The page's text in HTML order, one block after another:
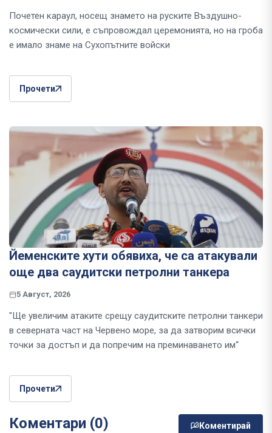
Почетен караул, носещ знамето на руските Въздушно-
космически сили, е съпровождал церемонията, но на гроба
е имало знаме на Сухопътните войски
Прочети
Йеменските хути обявиха, че са атакували
още два саудитски петролни танкера
5 Август, 2026
"Ще увеличим атаките срещу саудитските петролни танкери
в северната част на Червено море, за да затворим всички
точки за достъп и да попречим на преминаването им“
Прочети
Коментари (0) Коментирай